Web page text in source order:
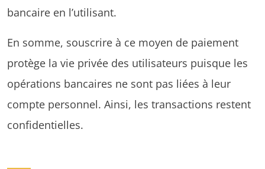
bancaire en l’utilisant.
En somme, souscrire à ce moyen de paiement
protège la vie privée des utilisateurs puisque les
opérations bancaires ne sont pas liées à leur
compte personnel. Ainsi, les transactions restent
confidentielles.